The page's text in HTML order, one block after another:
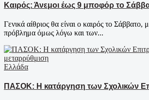
Καιρός: Άνεμοι έως 9 μποφόρ το
Γενικά αίθριος θα είναι ο καιρός το Σάββατο,
πρόβλημα όμως λόγω και των...
Ελλάδα
ΠΑΣΟΚ: Η κατάργηση των Σχολικών